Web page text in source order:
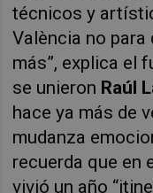
técnicos y
València no para
más”, explica el
se unieron Raúl
hace ya más de
mudanza
recuerda que en
vivió un año